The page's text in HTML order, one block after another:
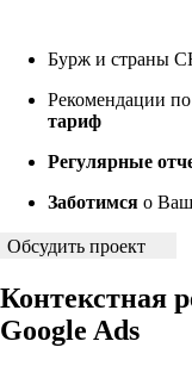
Бурж и страны
Рекомендации
тариф
Регулярные
Заботимся о
Обсудить проект
Контекстная
Google Ads